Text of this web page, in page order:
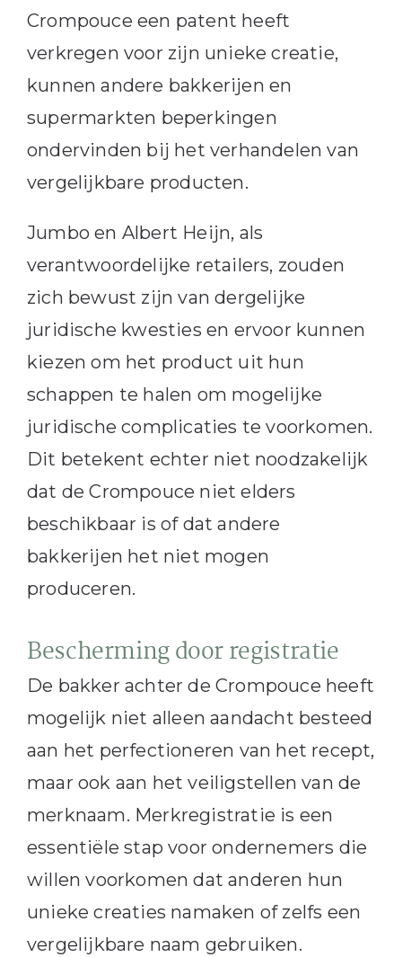
Crompouce een patent heeft
verkregen voor zijn unieke creatie,
kunnen andere bakkerijen en
supermarkten beperkingen
ondervinden bij het verhandelen van
vergelijkbare producten.
Jumbo en Albert Heijn, als
verantwoordelijke retailers, zouden
zich bewust zijn van dergelijke
juridische kwesties en ervoor kunnen
kiezen om het product uit hun
schappen te halen om mogelijke
juridische complicaties te voorkomen.
Dit betekent echter niet noodzakelijk
dat de Crompouce niet elders
beschikbaar is of dat andere
bakkerijen het niet mogen
produceren.
Bescherming door registratie
De bakker achter de Crompouce heeft
mogelijk niet alleen aandacht besteed
aan het perfectioneren van het recept,
maar ook aan het veiligstellen van de
merknaam. Merkregistratie is een
essentiële stap voor ondernemers die
willen voorkomen dat anderen hun
unieke creaties namaken of zelfs een
vergelijkbare naam gebruiken.